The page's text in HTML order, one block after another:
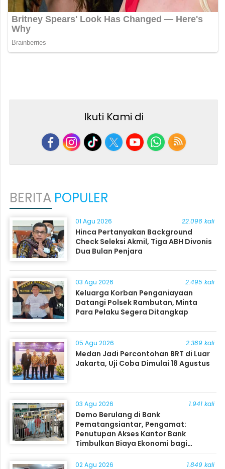
Ikuti Kami di
BERITA POPULER
01 Agu 2026 22.096 kali
Hinca Pertanyakan Background
Check Seleksi Akmil, Tiga ABH Divonis
Dua Bulan Penjara
03 Agu 2026 2.495 kali
Keluarga Korban Penganiayaan
Datangi Polsek Rambutan, Minta
Para Pelaku Segera Ditangkap
05 Agu 2026 2.389 kali
Medan Jadi Percontohan BRT di Luar
Jakarta, Uji Coba Dimulai 18 Agustus
03 Agu 2026 1.941 kali
Demo Berulang di Bank
Pematangsiantar, Pengamat:
Penutupan Akses Kantor Bank
Timbulkan Biaya Ekonomi bagi
Masyarakat
02 Agu 2026 1.849 kali